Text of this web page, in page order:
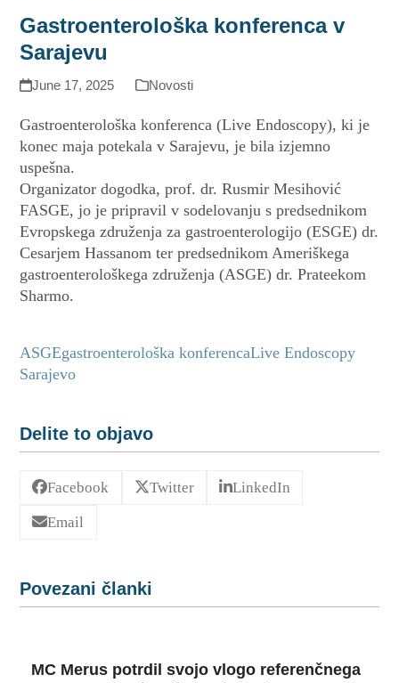
Gastroenterološka konferenca v
Sarajevu
June 17, 2025 Novosti
Gastroenterološka konferenca (Live Endoscopy), ki je
konec maja potekala v Sarajevu, je bila izjemno
uspešna.
Organizator dogodka, prof. dr. Rusmir Mesihović
FASGE, jo je pripravil v sodelovanju s predsednikom
Evropskega združenja za gastroenterologijo (ESGE) dr.
Cesarjem Hassanom ter predsednikom Ameriškega
gastroenterološkega združenja (ASGE) dr. Prateekom
Sharmo.
ASGEgastroenterološka konferencaLive Endoscopy
Sarajevo
Delite to objavo
Facebook Twitter LinkedIn
Email
Povezani članki
MC Merus potrdil svojo vlogo referenčnega